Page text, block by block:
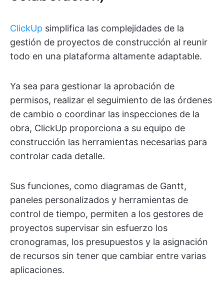
ClickUp simplifica las complejidades de la
gestión de proyectos de construcción al reunir
todo en una plataforma altamente adaptable.
Ya sea para gestionar la aprobación de
permisos, realizar el seguimiento de las órdenes
de cambio o coordinar las inspecciones de la
obra, ClickUp proporciona a su equipo de
construcción las herramientas necesarias para
controlar cada detalle.
Sus funciones, como diagramas de Gantt,
paneles personalizados y herramientas de
control de tiempo, permiten a los gestores de
proyectos supervisar sin esfuerzo los
cronogramas, los presupuestos y la asignación
de recursos sin tener que cambiar entre varias
aplicaciones.